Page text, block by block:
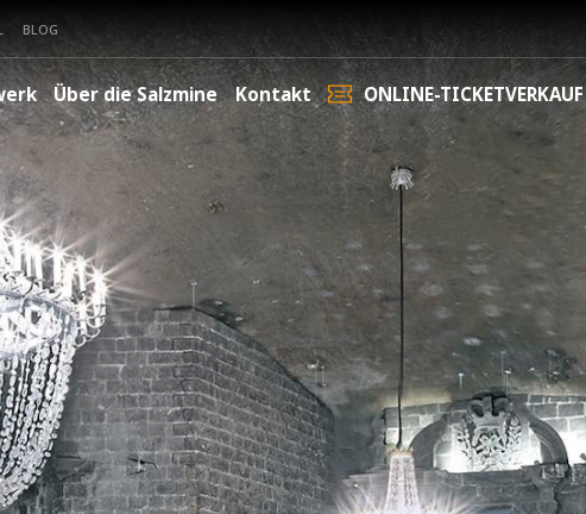
BLOG
Über die Salzmine Kontakt ONLINE-TICKETVERKAUF